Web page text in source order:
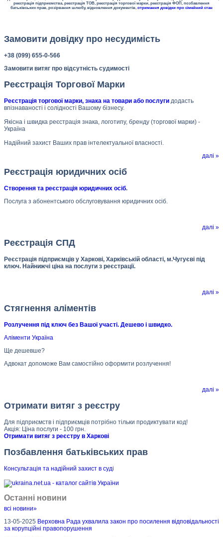
реєстрація підприємства, реєстрація ТОВ, реєстрація торгової марки, реєстрація ФОП, позбавлення
батьківських прав, розірвання шлюбу, відновлення документів, отримання довідки про сімейний стан
Замовити довідку про несудимість
+38 (099) 655-0-566
Замовити витяг про відсутність судимості
Реєстрація Торгової Марки
Реєстрація торгової марки, знака на товари або послуги додасть
впізнаваності і солідності Вашому бізнесу.
Якісна і швидка реєстрація знака, логотипу, бренду (торгової марки) -
Україна
Надійний захист Ваших прав інтелектуальної власності.
далі »
Реєстрація юридичних осіб
Створення та реєстрація юридичних осіб.
Послуга з абонентського обслуговування юридичних осіб.
далі »
Реєстрація СПД
Реєстрація підприємців у Харкові, Харківській області, м.Чугуєві під
ключ. Найнижчі ціна на послуги з реєстрації.
далі »
Стягнення аліментів
Розлучення під ключ без Вашої участі. Дешево і швидко.
Аліменти Україна
Ще дешевше?
Адвокат допоможе Вам самостійно оформити розлучення!
далі »
Отримати витяг з реєстру
Для підприємств і підприємців потрібно тільки продиктувати код!
Акція: Ціна послуги - 100 грн.
Отримати витяг з реєстру в Харкові
Позбавлення батьківських прав
Консультація та надійний захист в суді
Останні новини
всі новини»
13-05-2025 Верховна Рада ухвалила закон про посилення відповідальності
за корупційні правопорушення